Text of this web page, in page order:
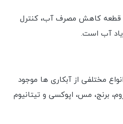
قطعه کاهش مصرف آب، کنترل
آب است.
مختلفی از آبکاری ها موجود
برنج، مس، اپوکسی و تیتانیوم